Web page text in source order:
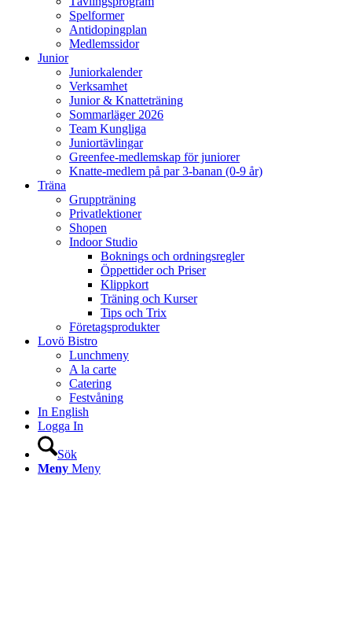
Spelformer
Antidopingplan
Medlemssidor
Junior
Juniorkalender
Verksamhet
Junior & Knatteträning
Sommarläger 2026
Team Kungliga
Juniortävlingar
Greenfee-medlemskap för juniorer
Knatte-medlem på par 3-banan (0-9 år)
Träna
Gruppträning
Privatlektioner
Shopen
Indoor Studio
Boknings och ordningsregler
Öppettider och Priser
Klippkort
Träning och Kurser
Tips och Trix
Företagsprodukter
Lovö Bistro
Lunchmeny
A la carte
Catering
Festvåning
In English
Logga In
Sök
Meny Meny